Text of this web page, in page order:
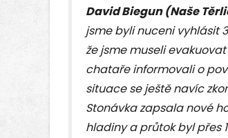
David Biegun (Naše
jsme byli nuceni vyhlásit
že jsme museli
chataře informovali o
situace se ještě navíc
Stonávka zapsala nové
hladiny a průtok byl přes